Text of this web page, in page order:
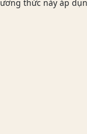
thức này áp